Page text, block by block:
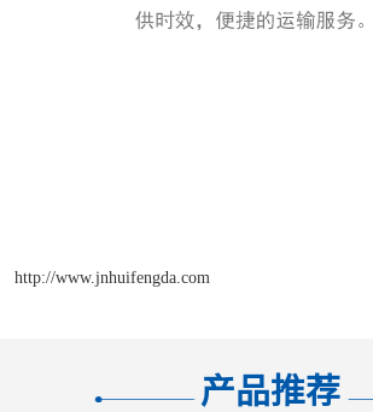
http://www.jnhuifengda.com
产品推荐